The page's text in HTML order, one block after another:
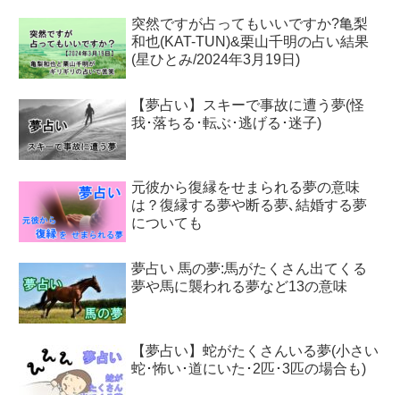
突然ですが占ってもいいですか?亀梨
和也(KAT-TUN)&栗山千明の占い結果
(星ひとみ/2024年3月19日)
【夢占い】スキーで事故に遭う夢(怪
我･落ちる･転ぶ･逃げる･迷子)
元彼から復縁をせまられる夢の意味
は？復縁する夢や断る夢､結婚する夢
についても
夢占い 馬の夢:馬がたくさん出てくる
夢や馬に襲われる夢など13の意味
【夢占い】蛇がたくさんいる夢(小さい
蛇･怖い･道にいた･2匹･3匹の場合も)